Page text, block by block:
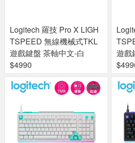
Logitech 羅技 Pro X LIGH
TSPEED 無線機械式TKL
遊戲鍵盤 茶軸中文-白
$4990
遊戲